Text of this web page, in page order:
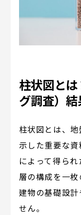
柱状図と
グ調査）
柱状図とは、
示した重要な
によって得ら
層の構成を一枚
建物の基礎設
せん。